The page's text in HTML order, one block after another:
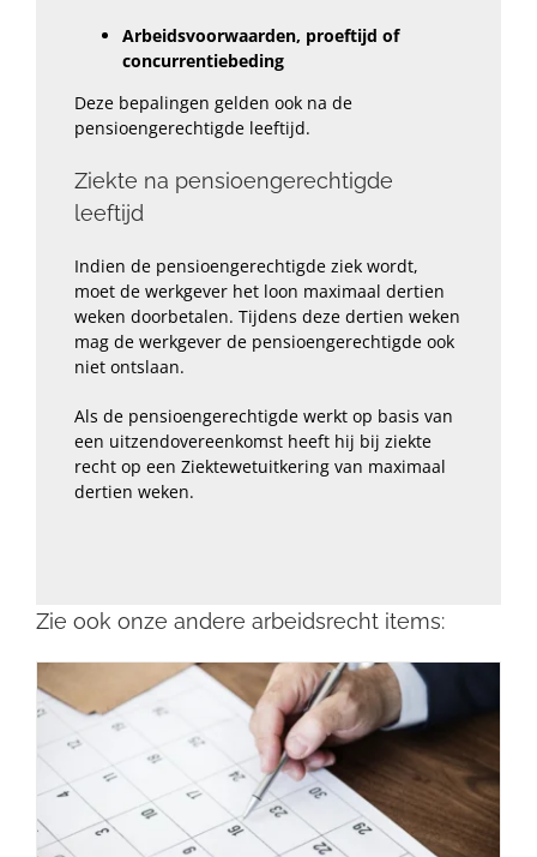
Arbeidsvoorwaarden, proeftijd of
concurrentiebeding
Deze bepalingen gelden ook na de
pensioengerechtigde leeftijd.
Ziekte na pensioengerechtigde
leeftijd
Indien de pensioengerechtigde ziek wordt,
moet de werkgever het loon maximaal dertien
weken doorbetalen. Tijdens deze dertien weken
mag de werkgever de pensioengerechtigde ook
niet ontslaan.
Als de pensioengerechtigde werkt op basis van
een uitzendovereenkomst heeft hij bij ziekte
recht op een Ziektewetuitkering van maximaal
dertien weken.
Zie ook onze andere arbeidsrecht items: